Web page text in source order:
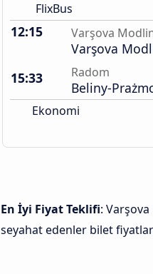
FlixBus
12:15 Varşova
Varşova
15:33
Radom
Beliny-
Ekonomi
En İyi Fiyat Teklifi:
seyahat edenler bilet